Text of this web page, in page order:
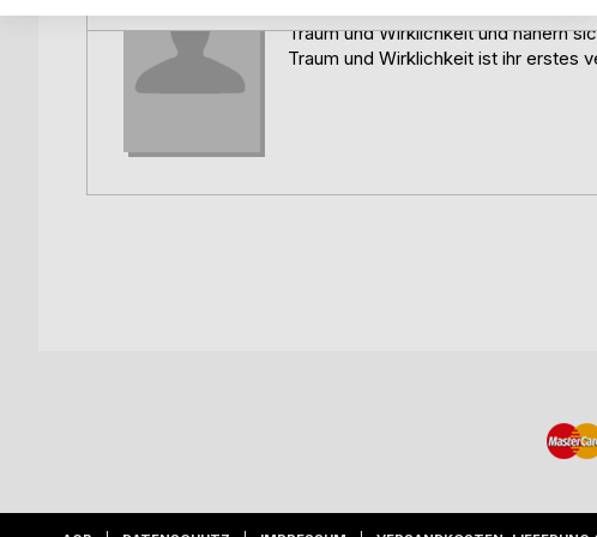
Ein stilles, literarisches Buch über Verlust,
Traum und Wirklichkeit und nähern
Traum und Wirklichkeit ist ihr erstes